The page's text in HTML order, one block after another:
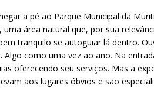
a pé ao Parque Municipal da
área natural que, por sua
tranquilo se autoguiar lá dentro.
como uma vez ao ano. Na
oferecendo seu serviços. Mas a
aos lugares óbvios e são